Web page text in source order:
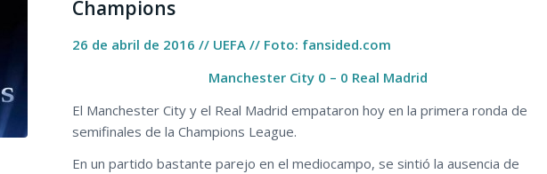
Champions
26 de abril de 2016 // UEFA // Foto: fansided.com
Manchester City 0 – 0 Real Madrid
El Manchester City y el Real Madrid empataron hoy en la primera ronda de
semifinales de la Champions League.
En un partido bastante parejo en el mediocampo, se sintió la ausencia de